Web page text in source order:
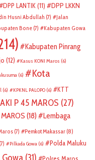
DPP LANTIK(11)
DPP LKKN
Husni Abdullah (7)
Jalan
Bone (7) Kabupaten Gowa
Kabupaten Pinrang
(12) Kasus KONI Maros (6)
(6)
Kota
(6) KPKNL PALOPO (6)
KTT
P 45 MAROS (27)
(18)
Lembaga
(7) Pemkot Makassar (8)
(7) Pilkada Gowa (6)
Polda Maluku